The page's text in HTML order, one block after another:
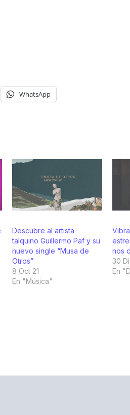
WhatsApp
Descubre al artista
talquino Guillermo Paf y su
nuevo single “Musa de
Otros”
8 Oct 21
En "Música"
nos
30
En